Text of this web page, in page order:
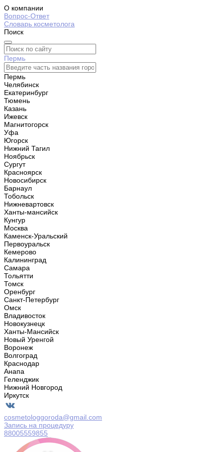
О компании
Вопрос-Ответ
Словарь косметолога
Поиск
Пермь
Пермь
Челябинск
Екатеринбург
Тюмень
Казань
Ижевск
Магнитогорск
Уфа
Югорск
Нижний Тагил
Ноябрьск
Сургут
Красноярск
Новосибирск
Барнаул
Тобольск
Нижневартовск
Ханты-мансийск
Кунгур
Москва
Каменск-Уральский
Первоуральск
Кемерово
Калининград
Самара
Тольятти
Томск
Оренбург
Санкт-Петербург
Омск
Владивосток
Новокузнецк
Ханты-Мансийск
Новый Уренгой
Воронеж
Волгоград
Краснодар
Анапа
Геленджик
Нижний Новгород
Иркутск
cosmetologgoroda@gmail.com
Запись на процедуру
88005559855